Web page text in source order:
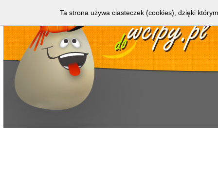
Ta strona używa ciasteczek (cookies), dzięki